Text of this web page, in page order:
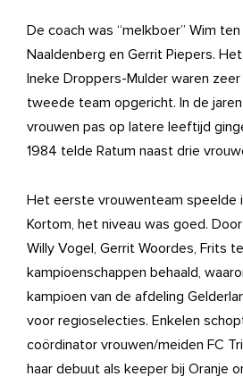
De coach was “melkboer” Wim
Naaldenberg en Gerrit Piepers.
Ineke Droppers-Mulder waren
tweede team opgericht. In de
vrouwen pas op latere leeftijd
1984 telde Ratum naast drie
Het eerste vrouwenteam speelde
Kortom, het niveau was goed.
Willy Vogel, Gerrit Woordes, Frits
kampioenschappen behaald,
kampioen van de afdeling
voor regioselecties. Enkelen
coördinator vrouwen/meiden FC
haar debuut als keeper bij Oranje